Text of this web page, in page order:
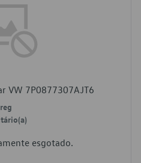
VW 7P0877307AJT6
esgotado.